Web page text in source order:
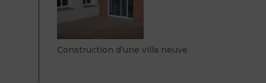
Construction d’une villa neuve